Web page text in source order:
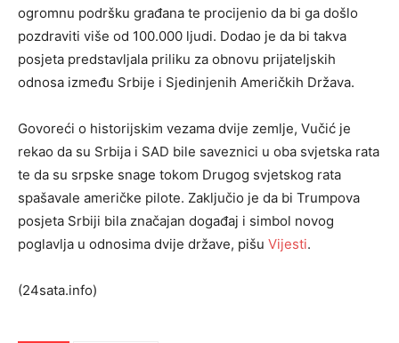
ogromnu podršku građana te procijenio da bi ga došlo
pozdraviti više od 100.000 ljudi. Dodao je da bi takva
posjeta predstavljala priliku za obnovu prijateljskih
odnosa između Srbije i Sjedinjenih Američkih Država.
Govoreći o historijskim vezama dvije zemlje, Vučić je
rekao da su Srbija i SAD bile saveznici u oba svjetska rata
te da su srpske snage tokom Drugog svjetskog rata
spašavale američke pilote. Zaključio je da bi Trumpova
posjeta Srbiji bila značajan događaj i simbol novog
poglavlja u odnosima dvije države, pišu Vijesti.
(24sata.info)